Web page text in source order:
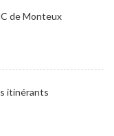
de Monteux
itinérants